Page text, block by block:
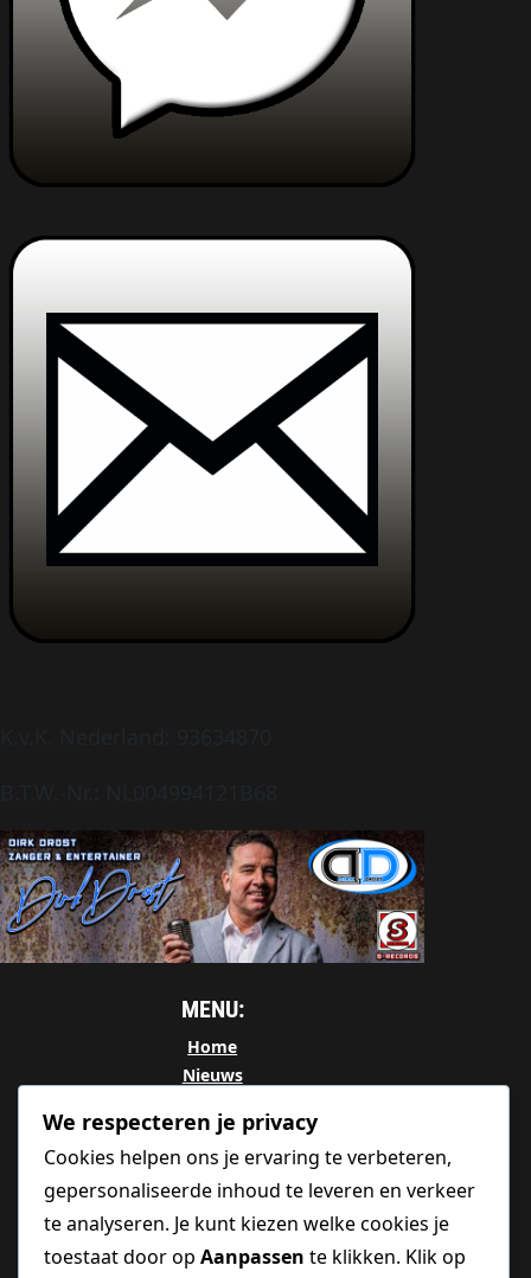
MENU:
Home
Nieuws
Referenties
Contact
Shop
We respecteren je privacy
Cookies helpen ons je ervaring te verbeteren,
gepersonaliseerde inhoud te leveren en verkeer
te analyseren. Je kunt kiezen welke cookies je
toestaat door op Aanpassen te klikken. Klik op